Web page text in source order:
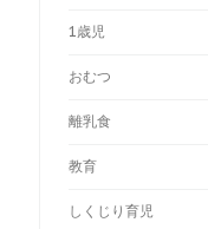
1歳児
おむつ
離乳食
教育
しくじり育児